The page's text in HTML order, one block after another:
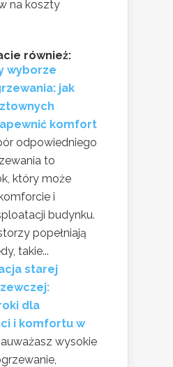
na koszty
również:
wyborze
jak
komfort
odpowiedniego
to
który może
i
budynku.
popełniają
takie...
starej
dla
i komfortu w
wysokie